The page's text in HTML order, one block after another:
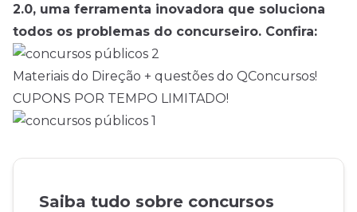
2.0, uma ferramenta inovadora que soluciona
todos os problemas do concurseiro. Confira:
Materiais do Direção + questões do QConcursos!
CUPONS POR TEMPO LIMITADO!
Saiba tudo sobre concursos